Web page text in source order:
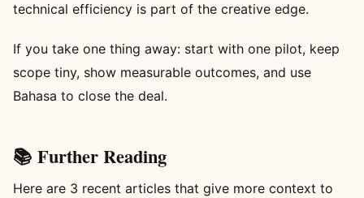
technical efficiency is part of the creative edge.
If you take one thing away: start with one pilot, keep
scope tiny, show measurable outcomes, and use
Bahasa to close the deal.
📚 Further Reading
Here are 3 recent articles that give more context to